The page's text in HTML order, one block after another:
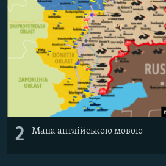
2 Мапа англійською мовою